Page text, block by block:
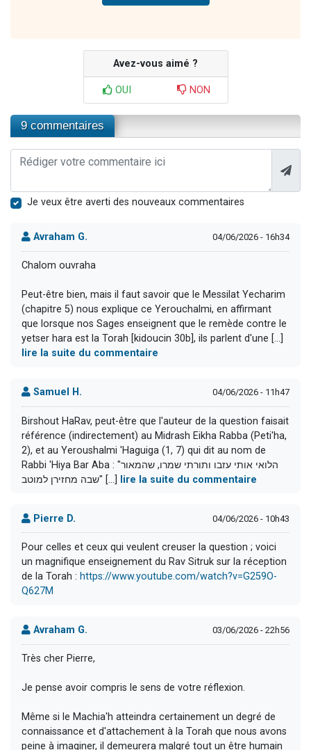
Avez-vous aimé ?
OUI NON
9 commentaires
Je veux être averti des nouveaux commentaires
Avraham G. 04/06/2026 - 16h34
Chalom ouvraha
Peut-être bien, mais il faut savoir que le Messilat Yecharim
(chapitre 5) nous explique ce Yerouchalmi, en affirmant
que lorsque nos Sages enseignent que le remède contre le
yetser hara est la Torah [kidoucin 30b], ils parlent d'une [...]
lire la suite du commentaire
Samuel H. 04/06/2026 - 11h47
Birshout HaRav, peut-être que l'auteur de la question faisait
référence (indirectement) au Midrash Eikha Rabba (Peti'ha,
2), et au Yeroushalmi 'Haguiga (1, 7) qui dit au nom de
Rabbi 'Hiya Bar Aba : "הלואי אותי עזבו ותורתי שמרו, שהמאור
שבה מחזירן למוטב" [...]
lire la suite du commentaire
Pierre D. 04/06/2026 - 10h43
Pour celles et ceux qui veulent creuser la question ; voici
un magnifique enseignement du Rav Sitruk sur la réception
de la Torah : https://www.youtube.com/watch?v=G259O-
Q627M
Avraham G. 03/06/2026 - 22h56
Très cher Pierre,
Je pense avoir compris le sens de votre réflexion.
Même si le Machia'h atteindra certainement un degré de
connaissance et d'attachement à la Torah que nous avons
peine à imaginer, il demeurera malgré tout un être humain